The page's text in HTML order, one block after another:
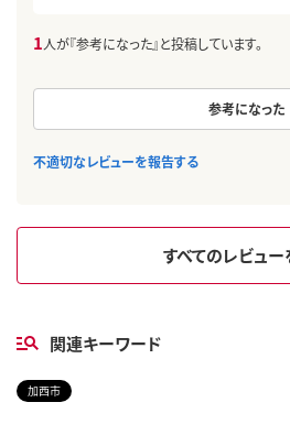
1人が『参考になった』と投稿しています。
参考になった
不適切なレビューを報告する
すべてのレビュー
関連キーワード
加西市